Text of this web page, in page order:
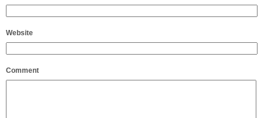
Website
Comment